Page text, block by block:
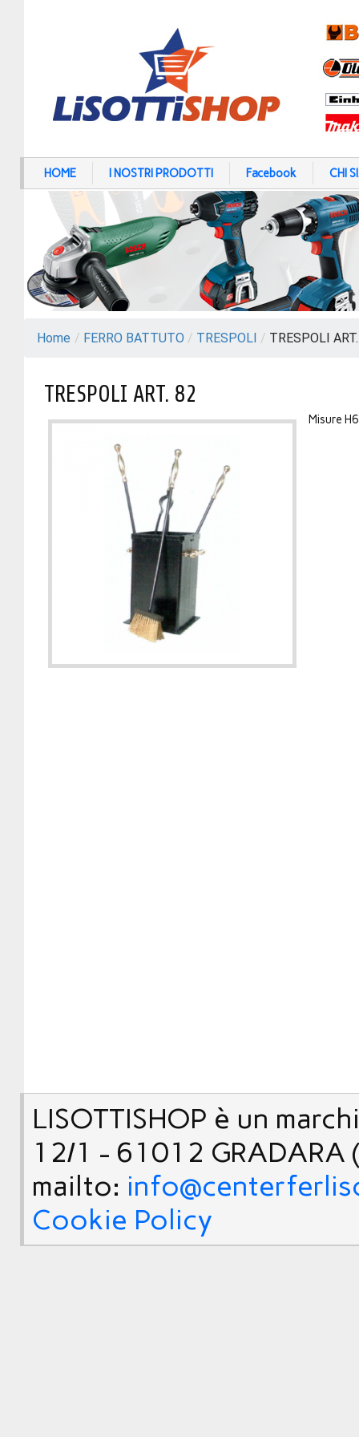
HOME I NOSTRI PRODOTTI Facebook CHI
Home / FERRO BATTUTO / TRESPOLI / TRESPOLI
TRESPOLI ART. 82
Misure
LISOTTISHOP è un
12/1 - 61012
mailto:
Cookie Policy